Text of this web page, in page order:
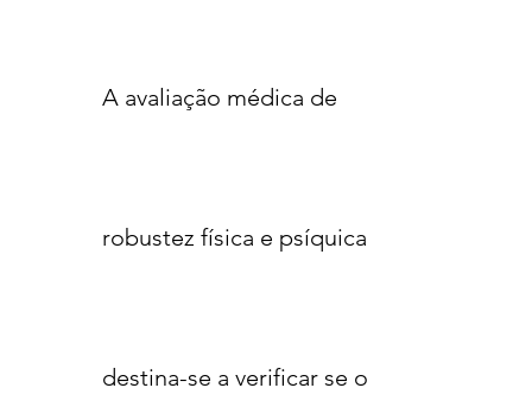
A avaliação médica de
robustez física e psíquica
destina-se a verificar se o